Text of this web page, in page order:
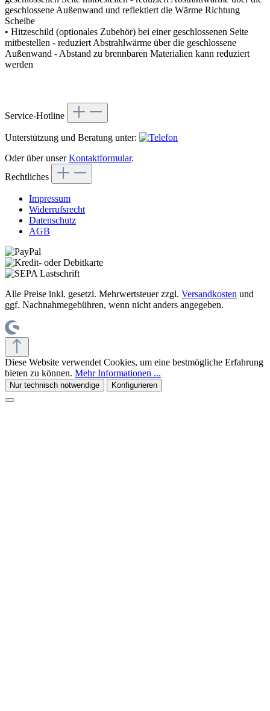
geschlossene Außenwand und reflektiert die Wärme Richtung
Scheibe
• Hitzeschild (optionales Zubehör) bei einer geschlossenen Seite
mitbestellen - reduziert Abstrahlwärme über die geschlossene
Außenwand - Abstand zu brennbaren Materialien kann reduziert
werden
Service-Hotline
Unterstützung und Beratung unter:
Oder über unserKontaktformular.
Rechtliches
Impressum
Widerrufsrecht
Datenschutz
AGB
Alle Preise inkl. gesetzl. Mehrwertsteuer zzgl. Versandkosten und
ggf. Nachnahmegebühren, wenn nicht anders angegeben.
Diese Website verwendet Cookies, um eine bestmögliche Erfahrung
bieten zu können. Mehr Informationen ...
Nur technisch notwendige Konfigurieren